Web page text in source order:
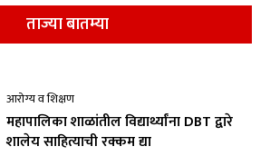
ताज्या बातम्या
आरोग्य व शिक्षण
महापालिका शाळांतील विद्यार्थ्यांना DBT द्वारे
शालेय साहित्याची रक्कम द्या